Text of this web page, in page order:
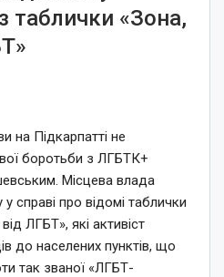
таблички «Зона,
на Підкарпатті не
боротьби з ЛГБТК+
Місцева влада
справі про відомі таблички
ЛГБТ», які активіст
до населених пунктів, що
так званої «ЛГБТ-